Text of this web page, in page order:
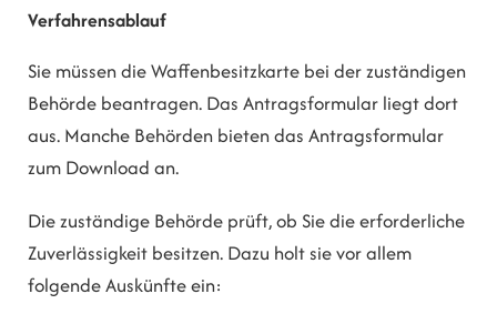
Verfahrensablauf
Sie müssen die Waffenbesitzkarte bei der zuständigen
Behörde beantragen. Das Antragsformular liegt dort
aus. Manche Behörden bieten das Antragsformular
zum Download an.
Die zuständige Behörde prüft, ob Sie die erforderliche
Zuverlässigkeit besitzen. Dazu holt sie vor allem
folgende Auskünfte ein: